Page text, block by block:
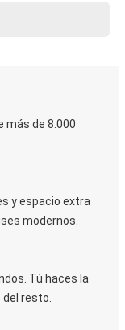
más de 8.000
y espacio extra
modernos.
Tú haces la
resto.